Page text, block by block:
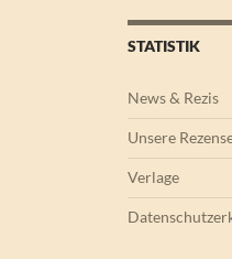
STATISTIK
News & Rezis
Unsere
Verlage